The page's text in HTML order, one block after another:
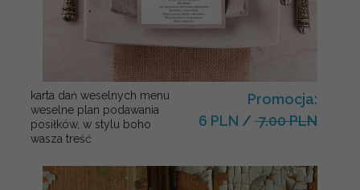
karta dań weselnych menu
weselne plan podawania
posiłków, w stylu boho
wasza treść
Promocja:
6 PLN / 7.00 PLN